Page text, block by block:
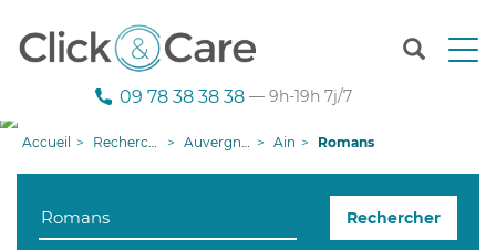
T
n
09 78 38 38 38 — 9h-19h 7j/7
Accueil Recherche aide à domicile Auvergne-Rhône-Alpes Ain Romans
Rechercher